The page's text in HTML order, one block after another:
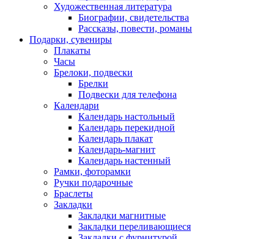
Художественная литература
Биографии, свидетельства
Рассказы, повести, романы
Подарки, сувениры
Плакаты
Часы
Брелоки, подвески
Брелки
Подвески для телефона
Календари
Календарь настольный
Календарь перекидной
Календарь плакат
Календарь-магнит
Календарь настенный
Рамки, фоторамки
Ручки подарочные
Браслеты
Закладки
Закладки магнитные
Закладки переливающиеся